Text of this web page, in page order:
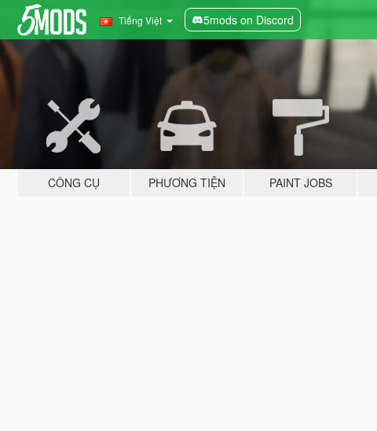
Tiếng Việt 5mods on Discord
CÔNG CỤ PHƯƠNG TIỆN PAINT JOBS